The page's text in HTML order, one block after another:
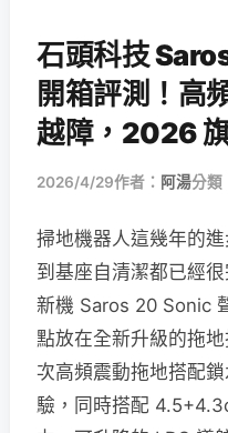
石頭科技
開箱評測！高
越障，2026
2026/4/29作者： 阿湯分類
掃地機器人這幾年的
到基座自清潔都已經
新機 Saros 20 Sonic
點放在全新升級的拖
次高頻震動拖地搭配
驗，同時搭配